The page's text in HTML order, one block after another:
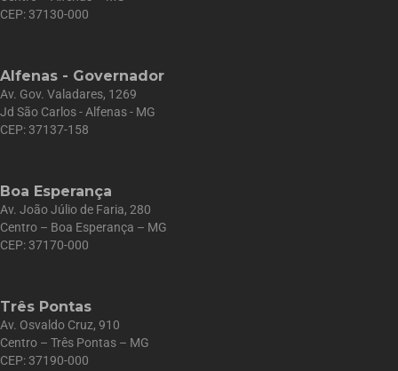
CEP: 37130-000
Alfenas - Governador
Av. Gov. Valadares, 1269
Jd São Carlos - Alfenas - MG
CEP: 37137-158
Boa Esperança
Av. João Júlio de Faria, 280
Centro – Boa Esperança – MG
CEP: 37170-000
Três Pontas
Av. Osvaldo Cruz, 910
Centro – Três Pontas – MG
CEP: 37190-000